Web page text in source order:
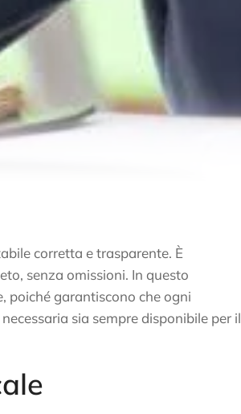
corretta e trasparente. È
senza omissioni. In questo
poiché garantiscono che ogni
sia sempre disponibile per il